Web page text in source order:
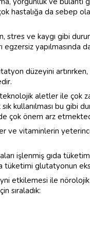
hastalığa da sebep
stres ve kaygı gibi
egzersiz
düzeyini
aletler ile çok
sık kullanılması bu
çok önem arz
ve vitaminlerin
işlenmiş gıda
tüketimi glutatyonun
etkilemesi ile
sıraladık: